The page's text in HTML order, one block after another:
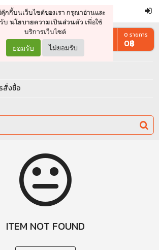
ดำเนินการต่อ
STORE
คุ๊กกี้บนเว็บไซต์ของเรา กรุณาอ่านและ
บ นโยบายความเป็นส่วนตัว เพื่อใช้
บริการเว็บไซต์
ยอมรับ ไม่ยอมรับ
สั่งซื้อ
0 รายการ
0฿
ITEM NOT FOUND